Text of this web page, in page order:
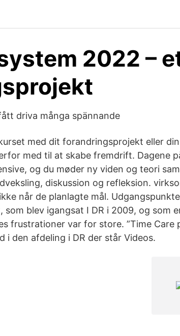
2022 –
driva många spännande
med dit forandringsprojekt eller
med til at skabe fremdrift. Dagene
og du møder ny viden og teori
diskussion og refleksion.
når de planlagte mål.
som blev igangsat I DR i 2009, og som
frustrationer var for store. ”Time Care
i den afdeling i DR der står Videos.